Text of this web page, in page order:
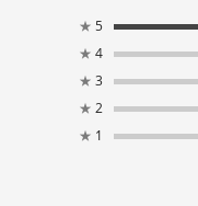
★ 5
★ 4
★ 3
★ 2
★ 1